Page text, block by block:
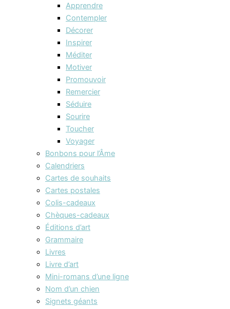
Apprendre
Contempler
Décorer
Inspirer
Méditer
Motiver
Promouvoir
Remercier
Séduire
Sourire
Toucher
Voyager
Bonbons pour l’Âme
Calendriers
Cartes de souhaits
Cartes postales
Colis-cadeaux
Chèques-cadeaux
Éditions d’art
Grammaire
Livres
Livre d’art
Mini-romans d’une ligne
Nom d’un chien
Signets géants